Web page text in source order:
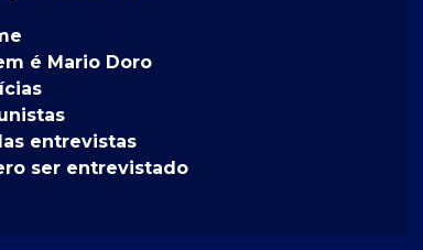
é Mario Doro
entrevistas
ser entrevistado